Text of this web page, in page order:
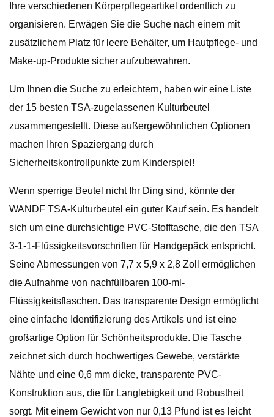
Ihre verschiedenen Körperpflegeartikel ordentlich zu
organisieren. Erwägen Sie die Suche nach einem mit
zusätzlichem Platz für leere Behälter, um Hautpflege- und
Make-up-Produkte sicher aufzubewahren.
Um Ihnen die Suche zu erleichtern, haben wir eine Liste
der 15 besten TSA-zugelassenen Kulturbeutel
zusammengestellt. Diese außergewöhnlichen Optionen
machen Ihren Spaziergang durch
Sicherheitskontrollpunkte zum Kinderspiel!
Wenn sperrige Beutel nicht Ihr Ding sind, könnte der
WANDF TSA-Kulturbeutel ein guter Kauf sein. Es handelt
sich um eine durchsichtige PVC-Stofftasche, die den TSA
3-1-1-Flüssigkeitsvorschriften für Handgepäck entspricht.
Seine Abmessungen von 7,7 x 5,9 x 2,8 Zoll ermöglichen
die Aufnahme von nachfüllbaren 100-ml-
Flüssigkeitsflaschen. Das transparente Design ermöglicht
eine einfache Identifizierung des Artikels und ist eine
großartige Option für Schönheitsprodukte. Die Tasche
zeichnet sich durch hochwertiges Gewebe, verstärkte
Nähte und eine 0,6 mm dicke, transparente PVC-
Konstruktion aus, die für Langlebigkeit und Robustheit
sorgt. Mit einem Gewicht von nur 0,13 Pfund ist es leicht